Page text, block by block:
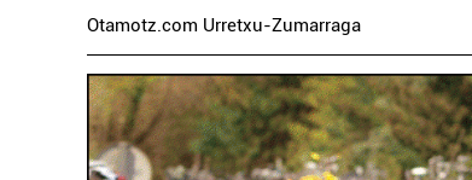
Otamotz.com Urretxu-Zumarraga